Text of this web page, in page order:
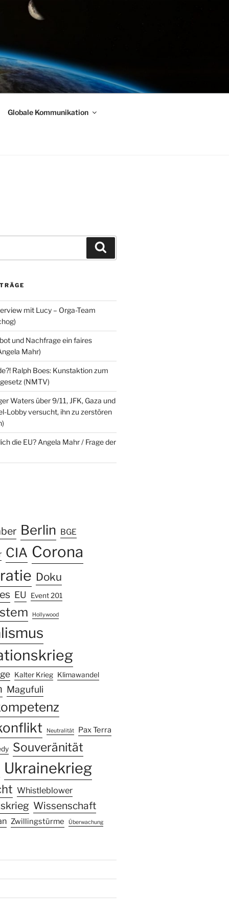
Globale Kommunikation
mit Lucy – Orga-Team
und Nachfrage ein faires
Mahr)
Ralph Boes: Kunstaktion zum
(NMTV)
Waters über 9/11, JFK, Gaza und
Lobby versucht, ihn zu zerstören
die EU? Angela Mahr / Frage der
Berlin BGE
CIA Corona
Doku
EU Event 201
Hollywood
Kalter Krieg Klimawandel
Magufuli
Neutralität Pax Terra
Souveränität
Ukrainekrieg
Whistleblower
Wissenschaft
Zwillingstürme Überwachung